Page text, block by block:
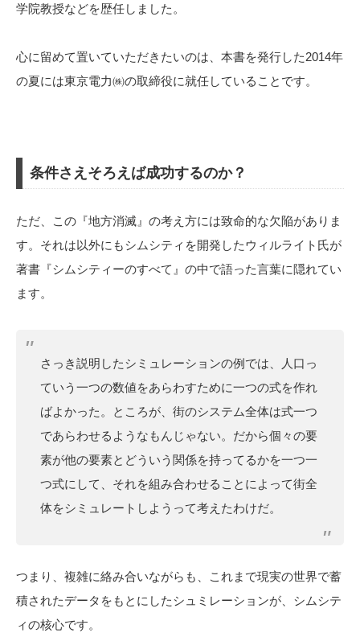
学院教授などを歴任しました。
心に留めて置いていただきたいのは、本書を発行した2014年
の夏には東京電力㈱の取締役に就任していることです。
条件さえそろえば成功するのか？
ただ、この『地方消滅』の考え方には致命的な欠陥がありま
す。それは以外にもシムシティを開発したウィルライト氏が
著書『シムシティーのすべて』の中で語った言葉に隠れてい
ます。
さっき説明したシミュレーションの例では、人口っ
ていう一つの数値をあらわすために一つの式を作れ
ばよかった。ところが、街のシステム全体は式一つ
であらわせるようなもんじゃない。だから個々の要
素が他の要素とどういう関係を持ってるかを一つ一
つ式にして、それを組み合わせることによって街全
体をシミュレートしようって考えたわけだ。
つまり、複雑に絡み合いながらも、これまで現実の世界で蓄
積されたデータをもとにしたシュミレーションが、シムシテ
ィの核心です。